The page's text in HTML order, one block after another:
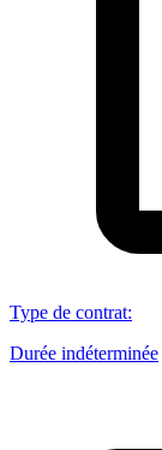
Type de contrat:
Durée indéterminée